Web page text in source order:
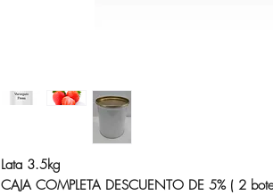
Lata 3.5kg
CAJA COMPLETA DESCUENTO DE 5% ( 2